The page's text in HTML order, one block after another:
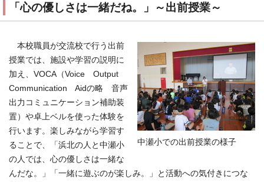
「心の優しさは一緒だね。」～出前授業～
中瀬小での出前授業の様子
本校職員が交流校で行う出前
授業では、施設や学習の説明に
加え、VOCA（Voice Output
Communication Aidの略 音声
出力コミュニケーション補助装
置）や卓上ベルを使った体験を
行います。楽しみながら学習す
ることで、「浜北の人と中瀬小
の人では、心の優しさは一緒な
んだな。」「一緒に遊ぶのが楽しみ。」と活動への気付きにつな